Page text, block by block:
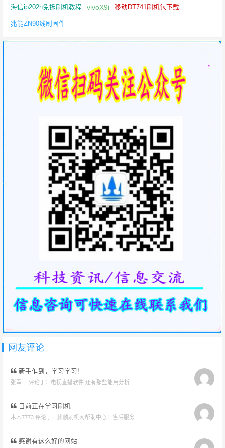
海信ip202h免拆刷机教程 vivoX9i 移动DT741刷机包下载
兆能ZN90线刷固件
网友评论
新手乍到，学习学习！
张军一 评论于： 电视直播软件 还有那些能用分析
目前正在学习刷机
木木7773 评论于： 麒麟刷机网帮助中心：售后服务
感谢有这么好的网站